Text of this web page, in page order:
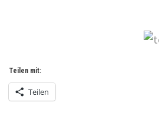
Teilen mit:
Teilen